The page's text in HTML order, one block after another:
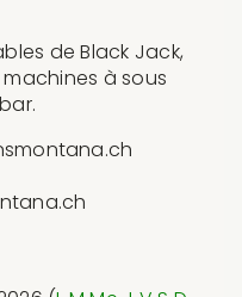
de Black Jack,
machines à sous